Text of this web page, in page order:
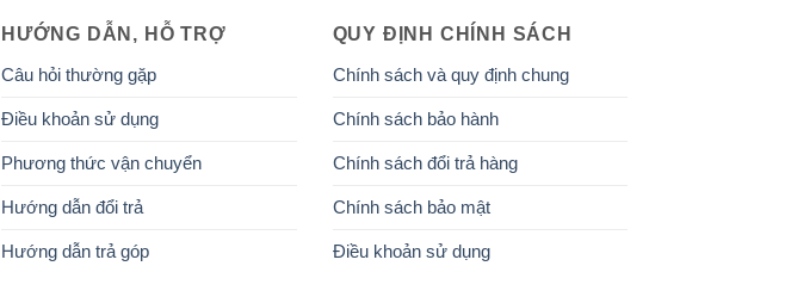
HƯỚNG DẪN, HỖ TRỢ
Câu hỏi thường gặp
Điều khoản sử dụng
Phương thức vận chuyển
Hướng dẫn đổi trả
Hướng dẫn trả góp
QUY ĐỊNH CHÍNH SÁCH
Chính sách và quy định chung
Chính sách bảo hành
Chính sách đổi trả hàng
Chính sách bảo mật
Điều khoản sử dụng